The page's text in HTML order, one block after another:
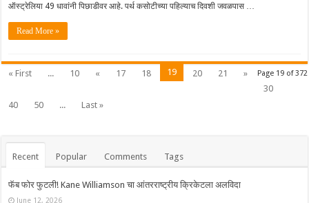
ऑस्ट्रेलिया 49 धावांनी पिछाडीवर आहे. पर्थ कसोटीच्या पहिल्याच दिवशी जवळपास …
Read More »
Page 19 of 372
« First ... 10 « 17 18 19 20 21
»
30
40
50 ... Last »
Recent Popular Comments Tags
फॅब फोर फुटली! Kane Williamson चा आंतरराष्ट्रीय क्रिकेटला अलविदा
June 12, 2026